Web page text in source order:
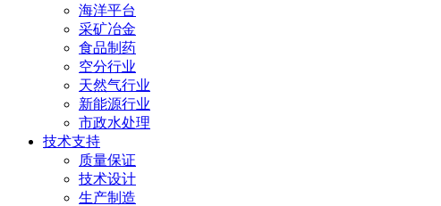
海洋平台
采矿冶金
食品制药
空分行业
天然气行业
新能源行业
市政水处理
技术支持
质量保证
技术设计
生产制造